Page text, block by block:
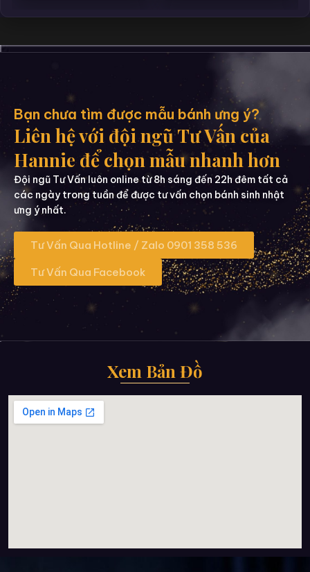
Bạn chưa tìm được mẫu bánh ưng ý?
Liên hệ với đội ngũ Tư Vấn của
Hannie để chọn mẫu nhanh hơn
Đội ngũ Tư Vấn luôn online từ 8h sáng đến 22h đêm tất cả
các ngày trong tuần để được tư vấn chọn bánh sinh nhật
ưng ý nhất.
Tư Vấn Qua Hotline / Zalo 0901 358 536
Tư Vấn Qua Facebook
Xem Bản Đồ